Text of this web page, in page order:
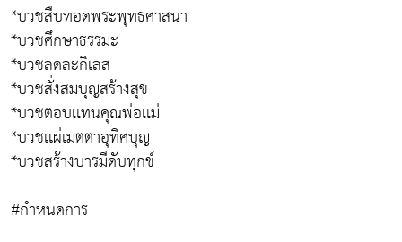
*บวชสืบทอดพระพุทธศาสนา
*บวชศึกษาธรรมะ
*บวชลดละกิเลส
*บวชสั่งสมบุญสร้างสุข
*บวชตอบเเทนคุณพ่อเเม่
*บวชเเผ่เมตตาอุทิศบุญ
*บวชสร้างบารมีดับทุกข์
#กำหนดการ